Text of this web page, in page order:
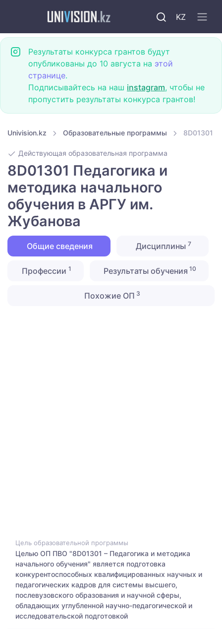
KZ
Результаты конкурса грантов будут
опубликованы до 10 августа на этой
странице.
Подписывайтесь на наш instagram, чтобы не
пропустить результаты конкурса грантов!
Univision.kz Образовательные программы 8D01301
Действующая образовательная программа
8D01301 Педагогика и
методика начального
обучения в АРГУ им.
Жубанова
Общие сведения Дисциплины 7
Профессии 1 Результаты обучения 10
Похожие ОП 3
Цель образовательной программы
Целью ОП ПВО "8D01301 – Педагогика и методика
начального обучения" является подготовка
конкурентоспособных квалифицированных научных и
педагогических кадров для системы высшего,
послевузовского образования и научной сферы,
обладающих углубленной научно-педагогической и
исследовательской подготовкой